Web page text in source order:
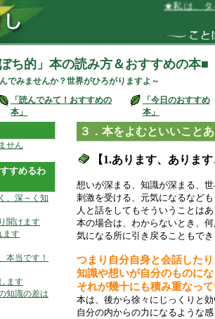
★私は、タイミング
ち的」本の読み方＆おすすめの本■
でみませんか？世界がひろがりますよ～
「読んでみて！おすすめの
本」
「今日のおすすめ
本」
せん
すめるわ
、深～く知
聞けます
ます
本当です！
ます
知識の差は
３．本をよむといいこと
【1.あります、ありま
想いが深まる、知識が深まる、
刺激を受ける、元気になるなど
人と話をしてもそういうことは
本の場合は、わからないとき、
気になる所に引き戻ることもで
つまり自分自身と会話した
知識や想いが自分のものに
それが幾十にも積み重なっ
本は、後から徐々にじっくりと
自分の内からの力になるような